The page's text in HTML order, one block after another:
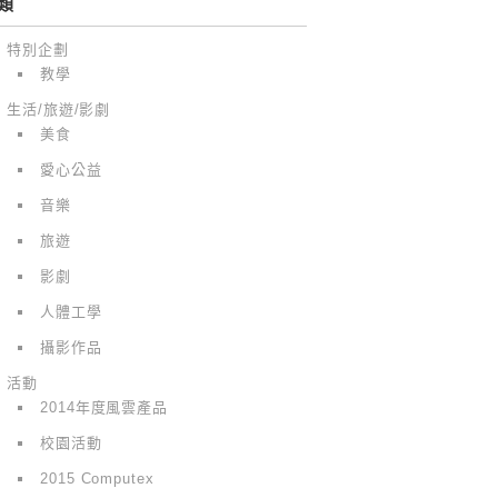
特別企劃
教學
生活/旅遊/影劇
美食
愛心公益
音樂
旅遊
影劇
人體工學
攝影作品
活動
2014年度風雲產品
校園活動
2015 Computex